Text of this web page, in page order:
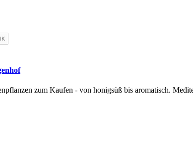
zum Kaufen - von honigsüß bis aromatisch.